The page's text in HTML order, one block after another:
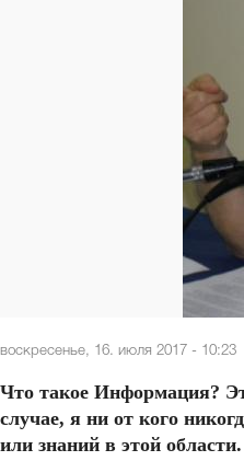
воскресенье, 16. июля 2017 - 10:23
Что такое Информация?
случае, я ни от кого
или знаний в этой области.